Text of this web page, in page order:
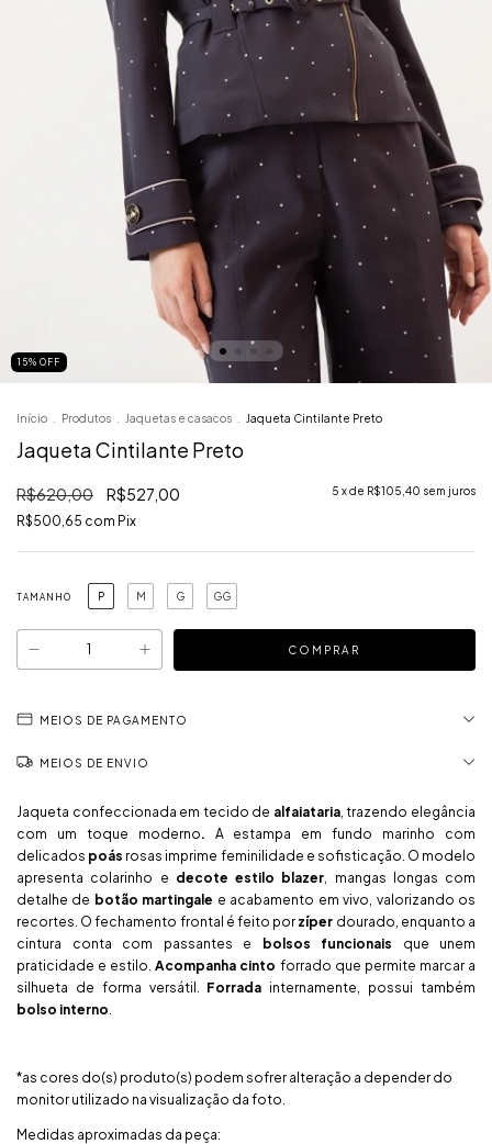
15% OFF
Início Produtos Jaquetas e casacos Jaqueta Cintilante Preto
Jaqueta Cintilante Preto
R$620,00 R$527,00 5 x de R$105,40 sem juros
R$500,65 com Pix
TAMANHO P M G GG
MEIOS DE PAGAMENTO
MEIOS DE ENVIO
Jaqueta confeccionada em tecido de alfaiataria, trazendo elegância
com um toque moderno. A estampa em fundo marinho com
delicados poás rosas imprime feminilidade e sofisticação. O modelo
apresenta colarinho e decote estilo blazer , mangas longas com
detalhe de botão martingale e acabamento em vivo, valorizando os
recortes. O fechamento frontal é feito por zíper dourado, enquanto a
cintura conta com passantes e
bolsos funcionais que unem
praticidade e estilo.Acompanha cinto forrado que permite marcar a
silhueta de forma versátil. Forrada internamente, possui também
bolso interno
*as cores do(s) produto(s) podem sofrer alteração a depender do
monitor utilizado na visualização da foto.
Medidas aproximadas da peça: